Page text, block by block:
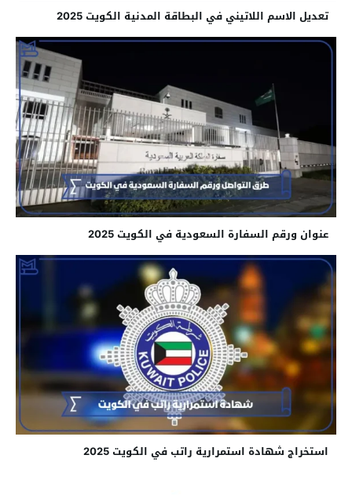
تعديل الاسم اللاتيني في البطاقة المدنية الكويت 2025
عنوان ورقم السفارة السعودية في الكويت 2025
استخراج شهادة استمرارية راتب في الكويت 2025